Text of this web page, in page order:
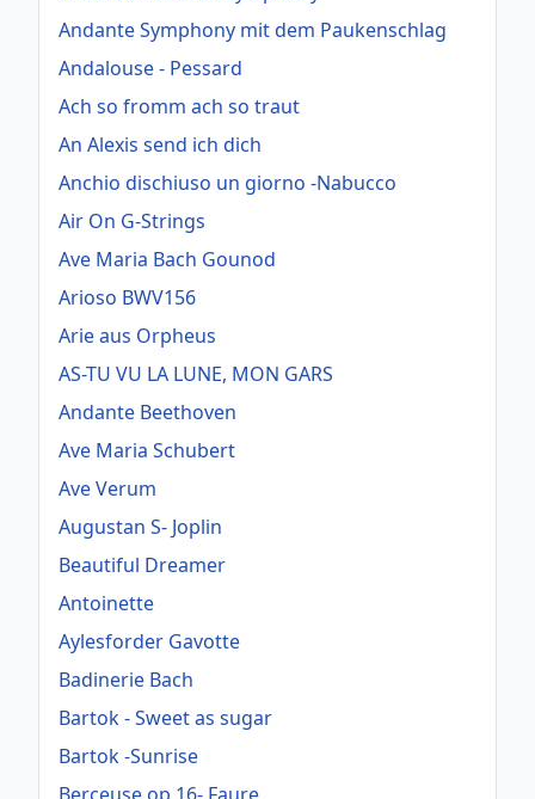
Andante Symphony mit dem Paukenschlag
Andalouse - Pessard
Ach so fromm ach so traut
An Alexis send ich dich
Anchio dischiuso un giorno -Nabucco
Air On G-Strings
Ave Maria Bach Gounod
Arioso BWV156
Arie aus Orpheus
AS-TU VU LA LUNE, MON GARS
Andante Beethoven
Ave Maria Schubert
Ave Verum
Augustan S- Joplin
Beautiful Dreamer
Antoinette
Aylesforder Gavotte
Badinerie Bach
Bartok - Sweet as sugar
Bartok -Sunrise